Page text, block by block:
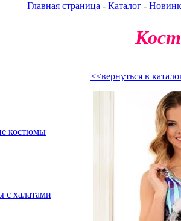
Главная страница -Каталог-
<<вернуться в
костюмы
с халатами